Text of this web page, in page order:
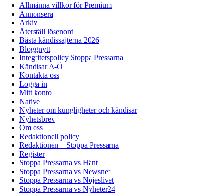
Allmänna villkor för Premium
Annonsera
Arkiv
Återställ lösenord
Bästa kändissajterna 2026
Bloggnytt
Integritetspolicy Stoppa Pressarna
Kändisar A-Ö
Kontakta oss
Logga in
Mitt konto
Native
Nyheter om kungligheter och kändisar
Nyhetsbrev
Om oss
Redaktionell policy
Redaktionen – Stoppa Pressarna
Register
Stoppa Pressarna vs Hänt
Stoppa Pressarna vs Newsner
Stoppa Pressarna vs Nöjeslivet
Stoppa Pressarna vs Nyheter24